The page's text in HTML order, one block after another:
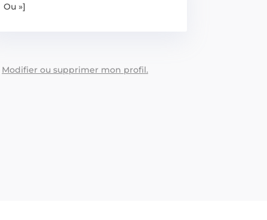
Ou »]
Modifier ou supprimer mon profil.